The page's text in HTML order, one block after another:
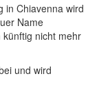
in Chiavenna wird
Name
nicht mehr
und wird